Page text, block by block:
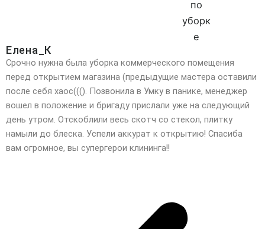
Елена_К
Срочно нужна была уборка коммерческого помещения
перед открытием магазина (предыдущие мастера оставили
после себя хаос(((). Позвонила в Умку в панике, менеджер
вошел в положение и бригаду прислали уже на следующий
день утром. Отскоблили весь скотч со стекол, плитку
намыли до блеска. Успели аккурат к открытию! Спасиба
вам огромное, вы супергерои клининга!!